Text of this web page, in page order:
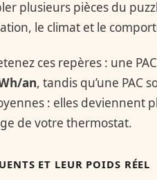
plusieurs pièces du
le climat et le
ces repères : une
an, tandis qu’une PAC
: elles deviennent
de votre thermostat.
ET LEUR POIDS RÉEL